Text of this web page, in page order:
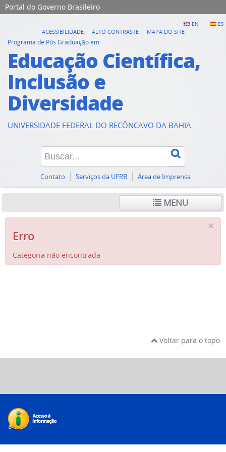
Portal do Governo Brasileiro
EN ES
ACESSIBILIDADE ALTO CONTRASTE
MAPA DO SITE
Programa de Pós Graduação em
Educação Científica,
Inclusão e
Diversidade
UNIVERSIDADE FEDERAL DO RECÔNCAVO DA BAHIA
Contato Serviços da UFRB Área de Imprensa
MENU
×
Erro
Categoria não encontrada
Voltar para o topo